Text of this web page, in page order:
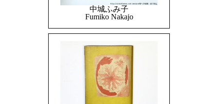
中城ふみ子
Fumiko Nakajo